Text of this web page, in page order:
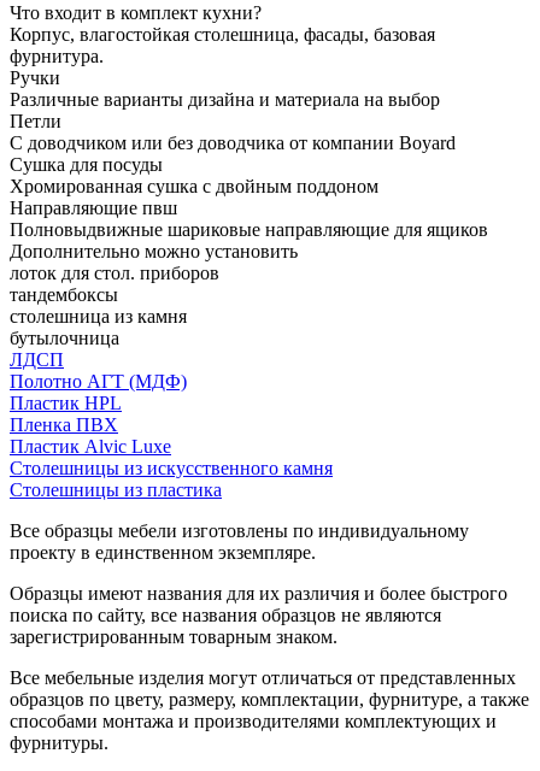
Что входит в комплект кухни?
Корпус, влагостойкая столешница, фасады, базовая
фурнитура.
Ручки
Различные варианты дизайна и материала на выбор
Петли
С доводчиком или без доводчика от компании Boyard
Сушка для посуды
Хромированная сушка с двойным поддоном
Направляющие пвш
Полновыдвижные шариковые направляющие для ящиков
Дополнительно можно установить
лоток для стол. приборов
тандембоксы
столешница из камня
бутылочница
ЛДСП
Полотно АГТ (МДФ)
Пластик HPL
Пленка ПВХ
Пластик Alvic Luxe
Столешницы из искусственного камня
Столешницы из пластика
Все образцы мебели изготовлены по индивидуальному
проекту в единственном экземпляре.
Образцы имеют названия для их различия и более быстрого
поиска по сайту, все названия образцов не являются
зарегистрированным товарным знаком.
Все мебельные изделия могут отличаться от представленных
образцов по цвету, размеру, комплектации, фурнитуре, а также
способами монтажа и производителями комплектующих и
фурнитуры.